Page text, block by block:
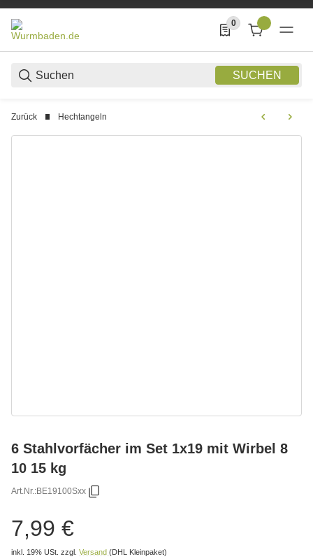
SUCHEN
0
0 Produkte in der
Zurück Hechtangeln
6 Stahlvorfächer im Set 1x19 mit Wirbel 8
10 15 kg
Art.Nr.:BE19100Sxx
7,99 €
inkl. 19% USt. zzgl. Versand (DHL Kleinpaket)